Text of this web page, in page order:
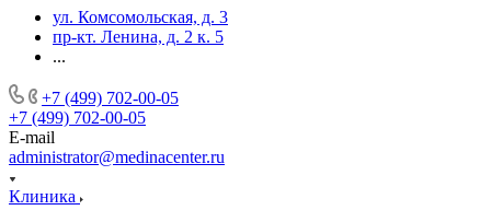
ул. Комсомольская, д. 3
пр-кт. Ленина, д. 2 к. 5
...
+7 (499) 702-00-05
+7 (499) 702-00-05
E-mail
administrator@medinacenter.ru
Клиника